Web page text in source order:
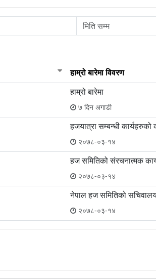
हाम्रो बारेमा विवरण
हाम्रो बारेमा
७ दिन अगाडी
हजयात्रा सम्बन्धी कार्यहरुको
२०७८-०३-१४
हज समितिको संरचनात्मक
२०७८-०३-१४
नेपाल हज समितिको
२०७८-०३-१४